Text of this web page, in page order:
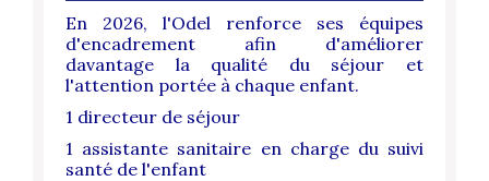
En 2026, l'Odel renforce ses équipes
d'encadrement afin d'améliorer
davantage la qualité du séjour et
l'attention portée à chaque enfant.
1 directeur de séjour
1 assistante sanitaire en charge du suivi
santé de l'enfant